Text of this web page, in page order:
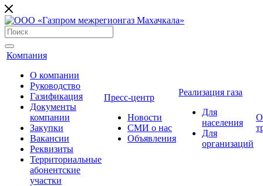
Компания
О компании
Руководство
Газификация
Документы
компании
Закупки
Вакансии
Реквизиты
Территориальные
абонентские
участки
Пресс-центр
Новости
СМИ о нас
Объявления
Реализация газа
Для
населения
Для
организаций